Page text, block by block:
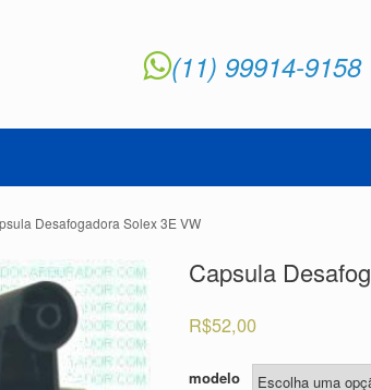
(11) 99914-9158
Desafogadora Solex 3E VW
Capsula
R$52,00
modelo